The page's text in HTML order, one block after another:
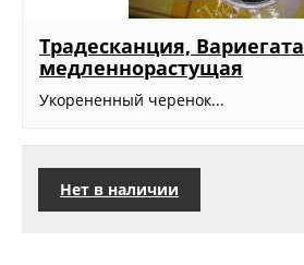
Традесканция, Вариегата
медленнорастущая
Укорененный черенок...
Нет в наличии